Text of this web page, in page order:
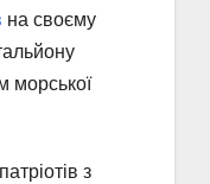
на своєму
морської
з